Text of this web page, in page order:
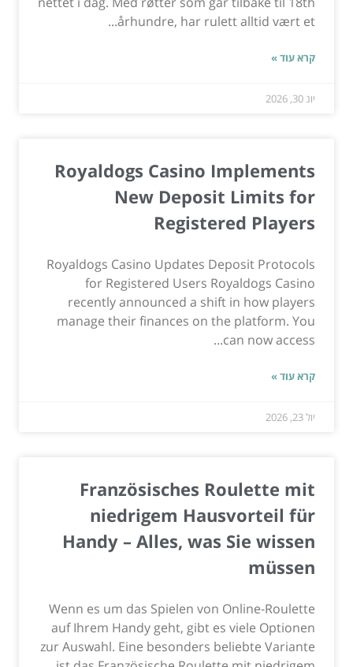
århundre, har rulett alltid vært et...
קרא עוד »
יונ 30, 2026
Royaldogs Casino Implements
New Deposit Limits for
Registered Players
Royaldogs Casino Updates Deposit Protocols
for Registered Users Royaldogs Casino
recently announced a shift in how players
manage their finances on the platform. You
can now access...
קרא עוד »
יול 23, 2026
Französisches Roulette mit
niedrigem Hausvorteil für
Handy – Alles, was Sie wissen
müssen
Wenn es um das Spielen von Online-Roulette
auf Ihrem Handy geht, gibt es viele Optionen
zur Auswahl. Eine besonders beliebte Variante